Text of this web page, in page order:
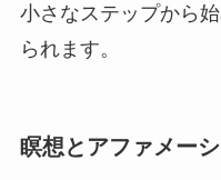
小さなステップから
られます。
瞑想とアファメー